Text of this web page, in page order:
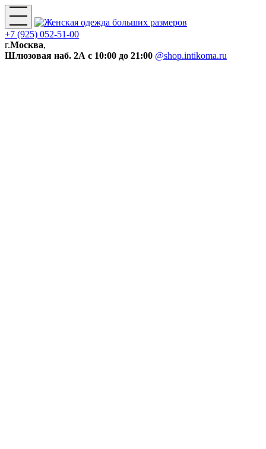
+7 (925) 052-51-00
г.Москва,
Шлюзовая наб. 2А с 10:00 до 21:00 @shop.intikoma.ru